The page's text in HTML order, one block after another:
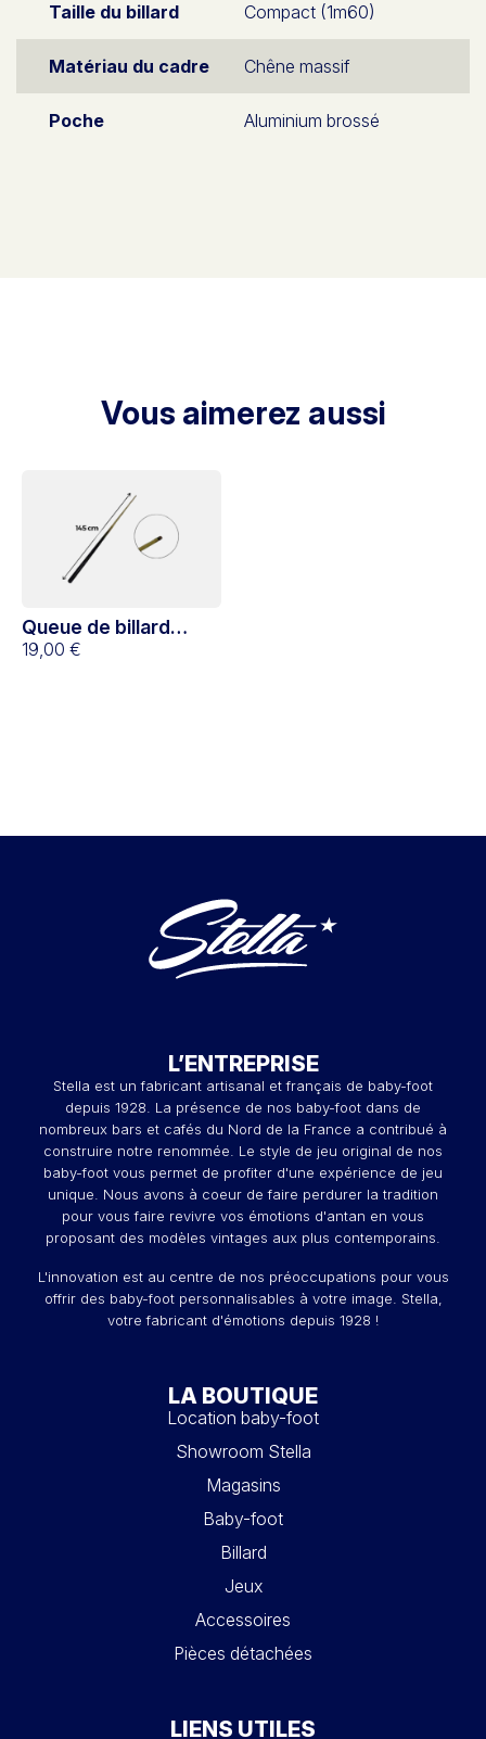
Taille du billard Compact (1m60)
Matériau du cadre Chêne massif
Poche Aluminium brossé
Vous aimerez aussi
Queue de billard
américain 145 cm
19,00 €
L’ENTREPRISE
Stella est un fabricant artisanal et français de baby-foot
depuis 1928. La présence de nos baby-foot dans de
nombreux bars et cafés du Nord de la France a contribué à
construire notre renommée. Le style de jeu original de nos
baby-foot vous permet de profiter d'une expérience de jeu
unique. Nous avons à coeur de faire perdurer la tradition
pour vous faire revivre vos émotions d'antan en vous
proposant des modèles vintages aux plus contemporains.
L'innovation est au centre de nos préoccupations pour vous
offrir des baby-foot personnalisables à votre image. Stella,
votre fabricant d'émotions depuis 1928 !
LA BOUTIQUE
Location baby-foot
Showroom Stella
Magasins
Baby-foot
Billard
Jeux
Accessoires
Pièces détachées
LIENS UTILES